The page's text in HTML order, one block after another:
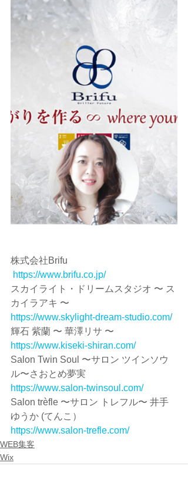
株式会社Brifu
https://www.brifu.co.jp/
スカイライト・ドリームスタジオ 〜 ス
カイラアキ 〜
https://www.skylight-dream-studio.com/
輝石 紫蘭 〜 華澤リサ 〜
https://www.kiseki-shiran.com/
Salon Twin Soul 〜サロン ツインソウ
ル〜さおとめ夢実
https://www.salon-twinsoul.com/
Salon trèfle 〜サロン トレフル〜 井手
ゆうか (てんこ）
https://www.salon-trefle.com/
WEB集客
Wix